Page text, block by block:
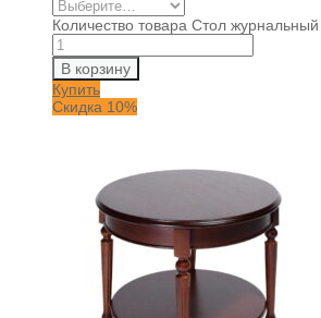
Количество товара Стол
В корзину
Купить
Скидка 10%